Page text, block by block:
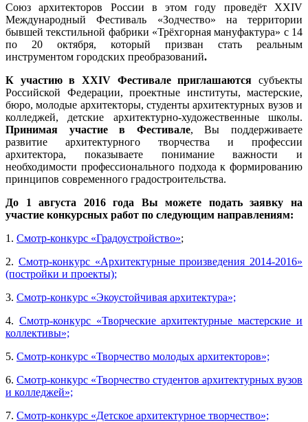
Союз архитекторов России в этом году проведёт XXIV
Международный Фестиваль «Зодчество» на территории
бывшей текстильной фабрики «Трёхгорная мануфактура» с 14
по 20 октября, который призван стать реальным
инструментом городских преобразований.
К участию в XXIV Фестивале приглашаются субъекты
Российской Федерации, проектные институты, мастерские,
бюро, молодые архитекторы, студенты архитектурных вузов и
колледжей, детские архитектурно-художественные школы.
Принимая участие в Фестивале, Вы поддерживаете
развитие архитектурного творчества и профессии
архитектора, показываете понимание важности и
необходимости профессионального подхода к формированию
принципов современного градостроительства.
До 1 августа 2016 года Вы можете подать заявку на
участие конкурсных работ по следующим направлениям:
1. Смотр-конкурс «Градоустройство»;
2. Смотр-конкурс «Архитектурные произведения 2014-2016»
(постройки и проекты);
3. Смотр-конкурс «Экоустойчивая архитектура»;
4. Смотр-конкурс «Творческие архитектурные мастерские и
коллективы»;
5. Смотр-конкурс «Творчество молодых архитекторов»;
6. Смотр-конкурс «Творчество студентов архитектурных вузов
и колледжей»;
7. Смотр-конкурс «Детское архитектурное творчество»;